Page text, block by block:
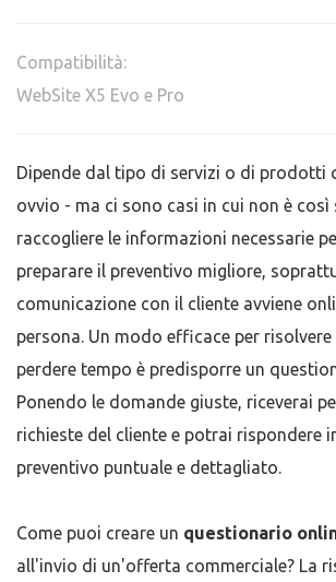
Compatibilità:
WebSite X5 Evo e Pro
Dipende dal tipo di servizi o di prodotti
ovvio - ma ci sono casi in cui non è così
raccogliere le informazioni necessarie
preparare il preventivo migliore,
comunicazione con il cliente avviene
persona. Un modo efficace per
perdere tempo è predisporre un
Ponendo le domande giuste, riceverai
richieste del cliente e potrai rispondere
preventivo puntuale e dettagliato.
Come puoi creare un questionario
all'invio di un'offerta commerciale? La